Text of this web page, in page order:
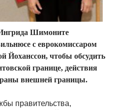
Шимоните
с еврокомиссаром
Йоханссон, чтобы обсудить
границе, действия
внешней границы.
правительства,